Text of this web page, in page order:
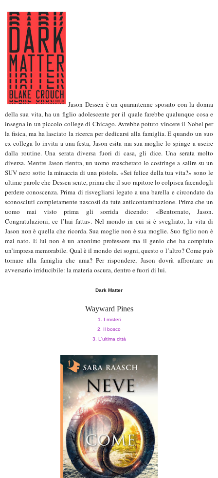
Jason Dessen è un quarantenne sposato con la donna
della sua vita, ha un figlio adolescente per il quale farebbe qualunque cosa e
insegna in un piccolo college di Chicago. Avrebbe potuto vincere il Nobel per
la fisica, ma ha lasciato la ricerca per dedicarsi alla famiglia. E quando un suo
ex collega lo invita a una festa, Jason esita ma sua moglie lo spinge a uscire
dalla routine. Una serata diversa fuori di casa, gli dice. Una serata molto
diversa. Mentre Jason rientra, un uomo mascherato lo costringe a salire su un
SUV nero sotto la minaccia di una pistola. «Sei felice della tua vita?» sono le
ultime parole che Dessen sente, prima che il suo rapitore lo colpisca facendogli
perdere conoscenza. Prima di risvegliarsi legato a una barella e circondato da
sconosciuti completamente nascosti da tute anticontaminazione. Prima che un
uomo mai visto prima gli sorrida dicendo: «Bentornato, Jason.
Congratulazioni, ce l’hai fatta». Nel mondo in cui si è svegliato, la vita di
Jason non è quella che ricorda. Sua moglie non è sua moglie. Suo figlio non è
mai nato. E lui non è un anonimo professore ma il genio che ha compiuto
un’impresa memorabile. Qual è il mondo dei sogni, questo o l’altro? Come può
tornare alla famiglia che ama? Per rispondere, Jason dovrà affrontare un
avversario irriducibile: la materia oscura, dentro e fuori di lui.
Dark Matter
Wayward Pines
1. I misteri
2. Il bosco
3. L'ultima città